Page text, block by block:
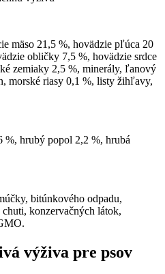
mäso 21,5 %, hovädzie pľúca 20
obličky 7,5 %, hovädzie srdce
zemiaky 2,5 %, minerály, ľanový
morské riasy 0,1 %, listy žihľavy,
%, hrubý popol 2,2 %, hrubá
bitúnkového odpadu,
konzervačných látok,
výživa pre psov